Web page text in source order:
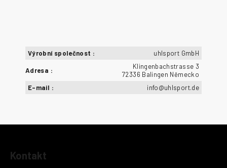
Výrobní společnost : uhlsport GmbH
Adresa :
Klingenbachstrasse 3
72336 Balingen Německo
E-mail : info@uhlsport.de
Kontakt